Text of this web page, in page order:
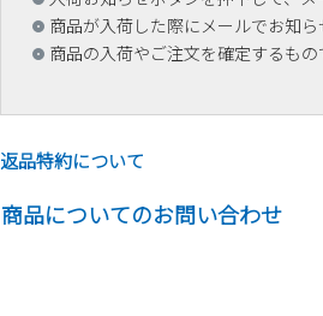
商品が入荷した際にメールでお知ら
商品の入荷やご注文を確定するもの
返品特約について
商品についてのお問い合わせ